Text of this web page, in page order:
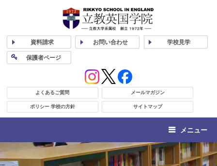
資料請求 お問い合わせ 学校見学
保護者ページ
よくあるご質問 メールマガジン
ポリシー 学校の方針 サイトマップ
メニュー